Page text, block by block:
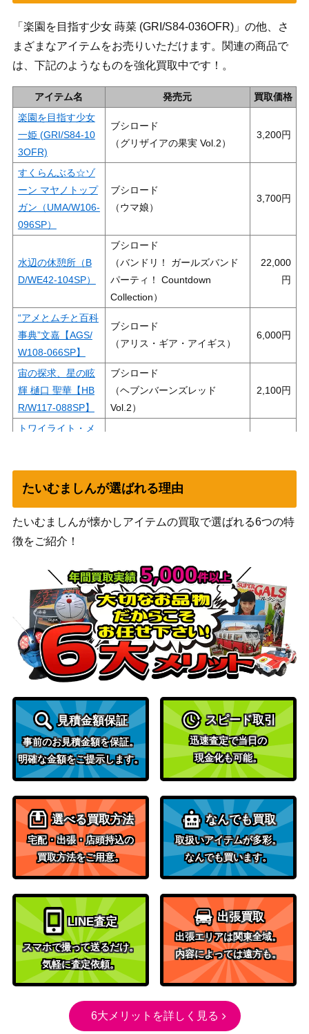
「楽園を目指す少女 蒔菜 (GRI/S84-036OFR)」の他、さ
まざまなアイテムをお売りいただけます。関連の商品で
は、下記のようなものを強化買取中です！。
アイテム名 発売元
買取価格
楽園を目指す少女
一姫 (GRI/S84-10
3OFR)
ブシロード
（グリザイアの果実 Vol.2）
3,200
すくらんぶる☆ゾ
ーン マヤノトップ
ガン（UMA/W106-
096SP）
ブシロード
（ウマ娘）
3,700
水辺の休憩所（B
D/WE42-104SP）
ブシロード
（バンドリ！ ガールズバンド
パーティ！ Countdown
Collection）
22,000
“アメとムチと百科
事典”文嘉【AGS/
W108-066SP】
ブシロード
（アリス・ギア・アイギス）
6,000
宙の探求、星の眩
輝 樋口 聖華【HB
R/W117-088SP】
ブシロード
（ヘブンバーンズレッド
Vol.2）
2,100
トワイライト・メ
Vol.2）
カール（UMA/W1
06-004SP）
ブシロード
（ウマ娘）
1,500
涙”チュチュ (BD/
W95-095SSP)
（バンドリ！ ガールズバンド
パーティ！ 5th Anniversary）
未来へ一緒に 癒月
ちょこ(HOL/W91-
077SSP)
ブシロード
（ホロライブプロダクショ
ン）
12,000
降り注ぐ光 東條
希【SIL/W109-037
SP】
ブシロード
（ラブライブ！スクールアイ
ドルフェスティバル2）
暗闇の、その先へ
アクア【OSK/S10
7-035SP】
ブシロード
（推しの子）
3,500
(TSK/S82-031SP)
ブシロード
（転生したらスライムだった
件 Vol.2）
4,500
セレブヒーロー ア
イアンマン (MAR/
S89-032A)
ブシロード
（Marvel/Card Collection）
30,000
ンペラー シンボリ
ルドルフ（UMA/W
106-101SP）
ブシロード
（ウマ娘）
2,600
“Halloween Night”
ココア(GU/W88-0
ブシロード
（ご注文はうさぎですか？
6,000
“うさぎになったバ
ブシロード
たいむましんが選ばれる理由
たいむましんが懐かしアイテムの買取で選ばれる6つの特
徴をご紹介！
見積金額保証
事前のお見積金額を保証。
明確な金額をご提示します。
スピード取引
迅速査定で当日の
現金化も可能。
選べる買取方法
宅配・出張・店頭持込の
買取方法をご用意。
なんでも買取
取扱いアイテムが多彩。
なんでも買います。
LINE査定
スマホで撮って送るだけ。
気軽に査定依頼。
出張買取
出張エリアは関東全域。
内容によっては遠方も。
6大メリットを詳しく見る